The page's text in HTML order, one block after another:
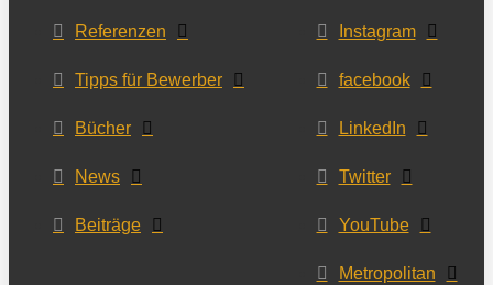
Referenzen
Tipps für Bewerber
Bücher
News
Beiträge
Instagram
facebook
LinkedIn
Twitter
YouTube
Metropolitan